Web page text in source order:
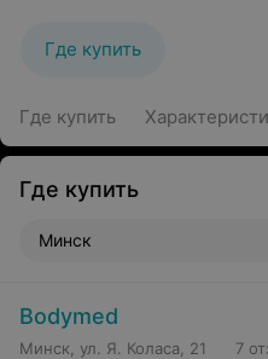
Где купить
Где купить
Где купить
Минск
Bodymed
Минск, ул. Я. Коласа, 21
7